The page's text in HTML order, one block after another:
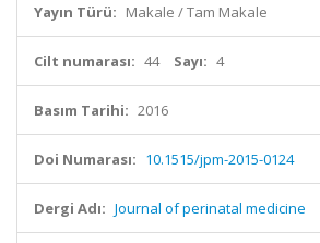
Yayın Türü: Makale / Tam Makale
Cilt numarası: 44 Sayı: 4
Basım Tarihi: 2016
Doi Numarası: 10.1515/jpm-2015-0124
Dergi Adı: Journal of perinatal medicine